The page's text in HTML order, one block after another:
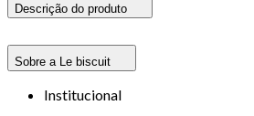
Descrição do produto
Sobre a Le biscuit
Institucional